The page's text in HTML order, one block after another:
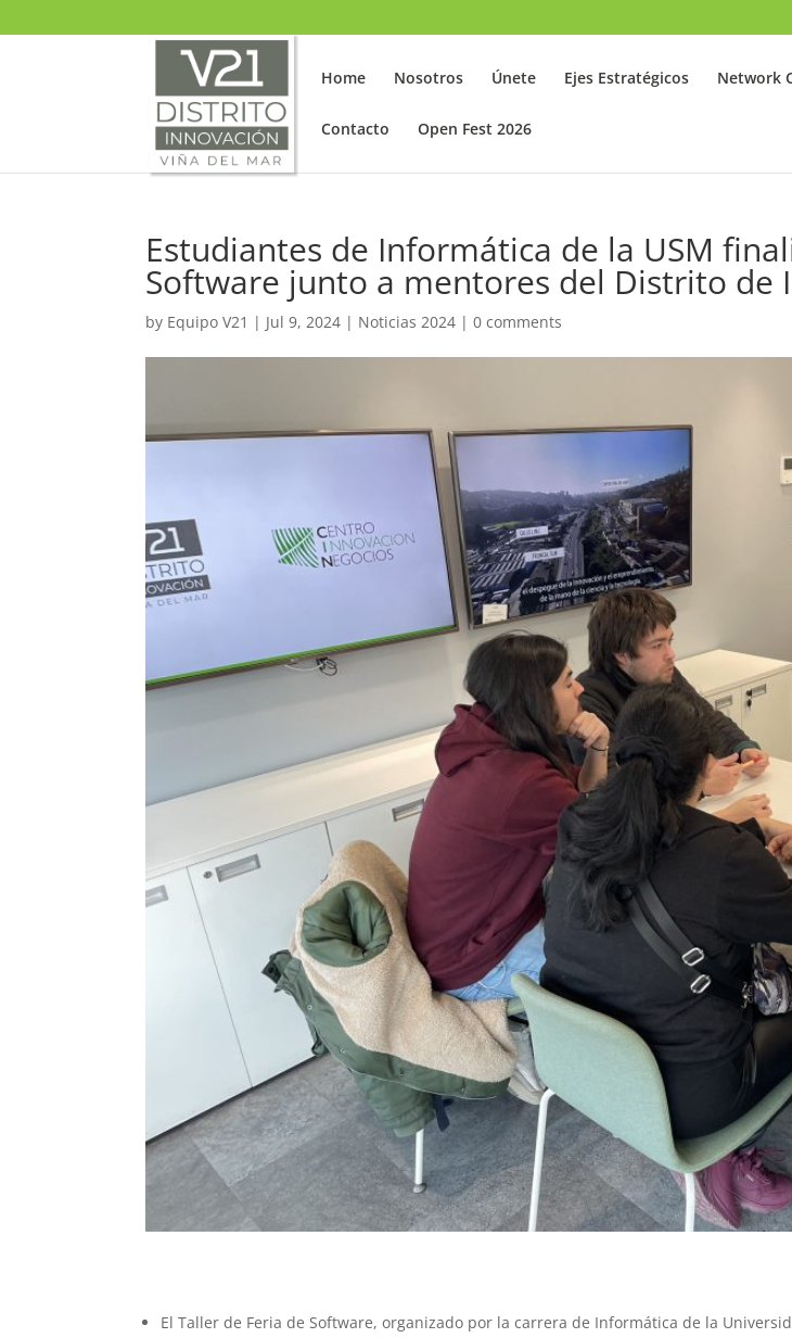
Home Nosotros Únete Ejes Estratégicos Network
Contacto Open Fest 2026
Estudiantes de Informática de la USM
Software junto a mentores del Distrito de
by Equipo V21 | Jul 9, 2024 | Noticias 2024 |0 comments
El Taller de Feria de Software, organizado por la carrera de Informática de la